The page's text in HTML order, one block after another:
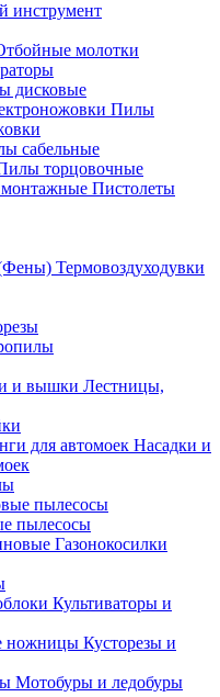
инструмент
молотки
дисковые
Пилы
сабельные
торцовочные
Пистолеты
Термовоздуходувки
Лестницы,
Насадки и
пылесосы
Газонокосилки
Культиваторы и
Кусторезы и
Мотобуры и ледобуры